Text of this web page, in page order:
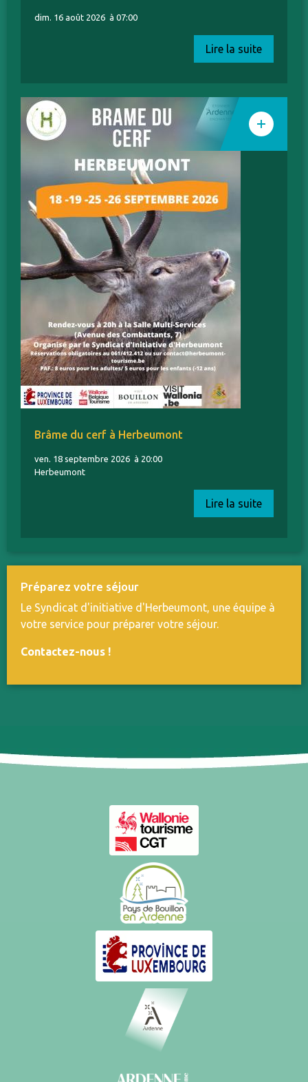
dim. 16 août 2026 à 07:00
Lire la suite
Brâme du cerf à Herbeumont
ven. 18 septembre 2026 à 20:00
Herbeumont
Lire la suite
Préparez votre séjour
Le Syndicat d'initiative d'Herbeumont, une équipe à
votre service pour préparer votre séjour.
Contactez-nous !